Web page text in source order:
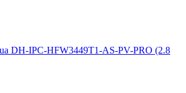
DH-IPC-HFW3449T1-AS-PV-PRO (2.8